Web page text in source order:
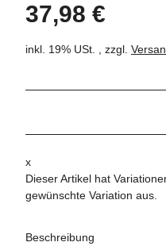
37,98 €
inkl. 19% USt. , zzgl.
x
Dieser Artikel hat
gewünschte Variation aus.
Beschreibung